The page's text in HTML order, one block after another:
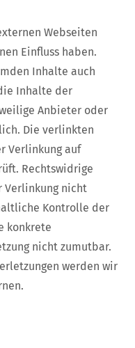
Webseiten
Einfluss haben.
Inhalte auch
Inhalte der
Anbieter oder
Die verlinkten
Verlinkung auf
Rechtswidrige
Verlinkung nicht
Kontrolle der
konkrete
nicht zumutbar.
werden wir